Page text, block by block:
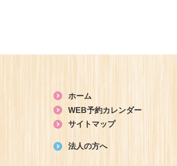
ホーム
WEB予約カレンダー
サイトマップ
法人の方へ